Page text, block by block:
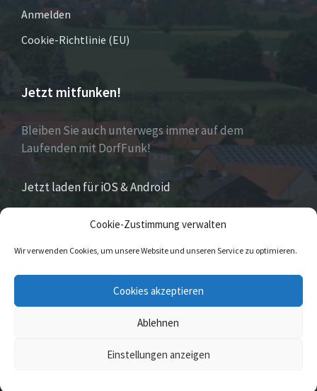
Cookie-Zustimmung verwalten
Wir verwenden Cookies, um unsere Website und unseren Service zu optimieren.
Cookies akzeptieren
Ablehnen
Einstellungen anzeigen
Anmelden
Cookie-Richtlinie (EU)
Jetzt mitfunken!
Bleiben Sie auch unterwegs immer auf dem
Laufenden mit DorfFunk!
Jetzt laden für iOS & Android
Eversenist Stadtteil der Stadt Nieheim im Kreis
Höxter im östlichen Nordrhein-Westfalen.